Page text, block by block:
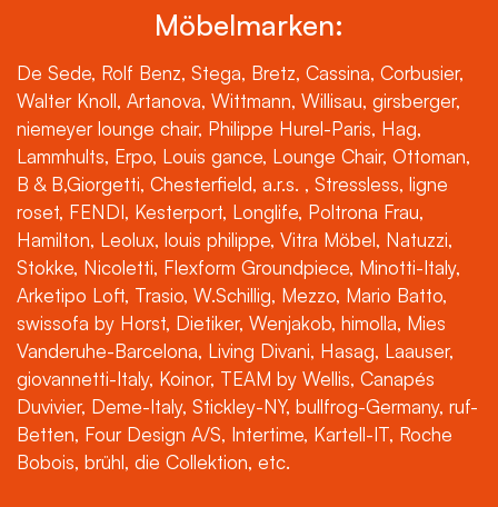
Möbelmarken:
De Sede, Rolf Benz, Stega, Bretz, Cassina, Corbusier,
Walter Knoll, Artanova, Wittmann, Willisau, girsberger,
niemeyer lounge chair, Philippe Hurel-Paris, Hag,
Lammhults, Erpo, Louis gance, Lounge Chair, Ottoman,
B & B,Giorgetti, Chesterfield, a.r.s. , Stressless, ligne
roset, FENDI, Kesterport, Longlife, Poltrona Frau,
Hamilton, Leolux, louis philippe, Vitra Möbel, Natuzzi,
Stokke, Nicoletti, Flexform Groundpiece, Minotti-Italy,
Arketipo Loft, Trasio, W.Schillig, Mezzo, Mario Batto,
swissofa by Horst, Dietiker, Wenjakob, himolla, Mies
Vanderuhe-Barcelona, Living Divani, Hasag, Laauser,
giovannetti-Italy, Koinor, TEAM by Wellis, Canapés
Duvivier, Deme-Italy, Stickley-NY, bullfrog-Germany, ruf-
Betten, Four Design A/S, Intertime, Kartell-IT, Roche
Bobois, brühl, die Collektion, etc.